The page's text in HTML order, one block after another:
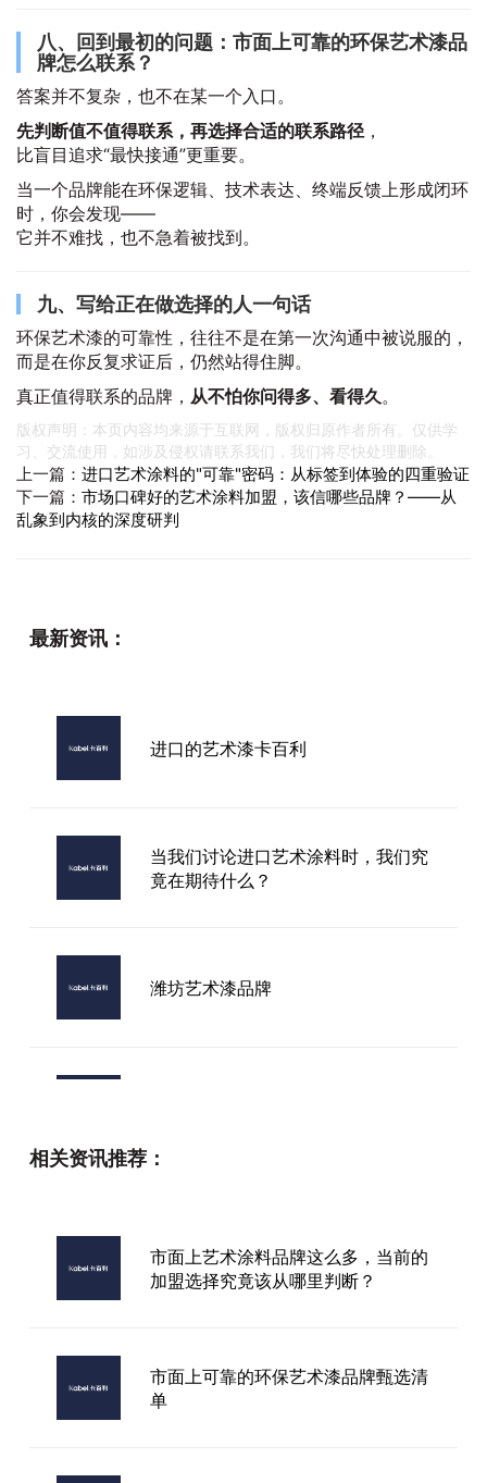
八、回到最初的问题：市面上可靠的环保艺术漆品
牌怎么联系？
答案并不复杂，也不在某一个入口。
先判断值不值得联系，再选择合适的联系路径，
比盲目追求“最快接通”更重要。
当一个品牌能在环保逻辑、技术表达、终端反馈上形成闭环
时，你会发现——
它并不难找，也不急着被找到。
九、写给正在做选择的人一句话
环保艺术漆的可靠性，往往不是在第一次沟通中被说服的，
而是在你反复求证后，仍然站得住脚。
真正值得联系的品牌， 从不怕你问得多、看得久。
版权声明：本页内容均来源于互联网，版权归原作者所有。仅供学
习、交流使用，如涉及侵权请联系我们，我们将尽快处理删除。
上一篇： 进口艺术涂料的"可靠"密码：从标签到体验的四重验证
下一篇： 市场口碑好的艺术涂料加盟，该信哪些品牌？——从
乱象到内核的深度研判
最新资讯：
进口的艺术漆卡百利
当我们讨论进口艺术涂料时，我们究
竟在期待什么？
潍坊艺术漆品牌
相关资讯推荐：
市面上艺术涂料品牌这么多，当前的
加盟选择究竟该从哪里判断？
市面上可靠的环保艺术漆品牌甄选清
单